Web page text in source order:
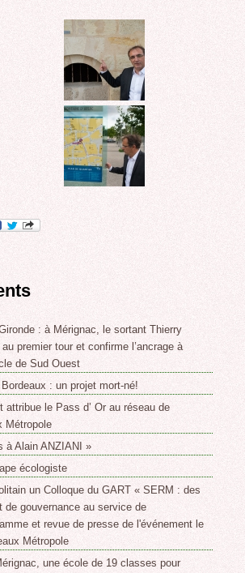
: à Mérignac, le sortant Thierry
premier tour et confirme l’ancrage à
de Sud Ouest
: un projet mort-né!
attribue le Pass d’ Or au réseau de
Métropole
à Alain ANZIANI »
écologiste
un Colloque du GART « SERM : des
de gouvernance au service de
et revue de presse de l'événement le
Métropole
une école de 19 classes pour